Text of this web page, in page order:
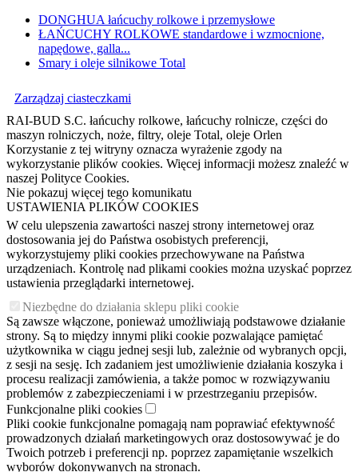
DONGHUA łańcuchy rolkowe i przemysłowe
ŁAŃCUCHY ROLKOWE standardowe i wzmocnione,
napędowe, galla...
Smary i oleje silnikowe Total
Zarządzaj ciasteczkami
RAI-BUD S.C. łańcuchy rolkowe, łańcuchy rolnicze, części do
maszyn rolniczych, noże, filtry, oleje Total, oleje Orlen
Korzystanie z tej witryny oznacza wyrażenie zgody na
wykorzystanie plików cookies. Więcej informacji możesz znaleźć w
naszej Polityce Cookies.
Nie pokazuj więcej tego komunikatu
USTAWIENIA PLIKÓW COOKIES
W celu ulepszenia zawartości naszej strony internetowej oraz
dostosowania jej do Państwa osobistych preferencji,
wykorzystujemy pliki cookies przechowywane na Państwa
urządzeniach. Kontrolę nad plikami cookies można uzyskać poprzez
ustawienia przeglądarki internetowej.
Niezbędne do działania sklepu pliki cookie
Są zawsze włączone, ponieważ umożliwiają podstawowe działanie
strony. Są to między innymi pliki cookie pozwalające pamiętać
użytkownika w ciągu jednej sesji lub, zależnie od wybranych opcji,
z sesji na sesję. Ich zadaniem jest umożliwienie działania koszyka i
procesu realizacji zamówienia, a także pomoc w rozwiązywaniu
problemów z zabezpieczeniami i w przestrzeganiu przepisów.
Funkcjonalne pliki cookies
Pliki cookie funkcjonalne pomagają nam poprawiać efektywność
prowadzonych działań marketingowych oraz dostosowywać je do
Twoich potrzeb i preferencji np. poprzez zapamiętanie wszelkich
wyborów dokonywanych na stronach.